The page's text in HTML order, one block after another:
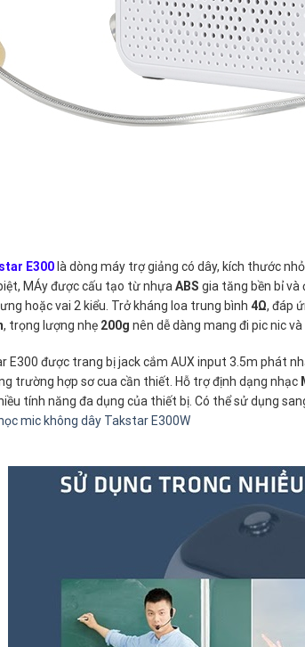
E300là dòng máy trợ giảng có dây, kích thước
MÁy được cấu tạo từ nhựaABS gia tăng bền bỉ và
hoặc vai 2 kiểu. Trở kháng loa trung bình 4Ω, đáp
, trọng lượng nhẹ 200g nên dễ dàng mang đi pic nic và
E300 được trang bị jack cắm AUX input 3.5m phát
trường hợp sơ cua cần thiết. Hỗ trợ định dạng nhạc
tính năng đa dụng của thiết bị. Có thể sử dụng
mic không dây Takstar E300W